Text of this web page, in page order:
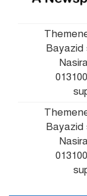
Bayazid
Bayazid